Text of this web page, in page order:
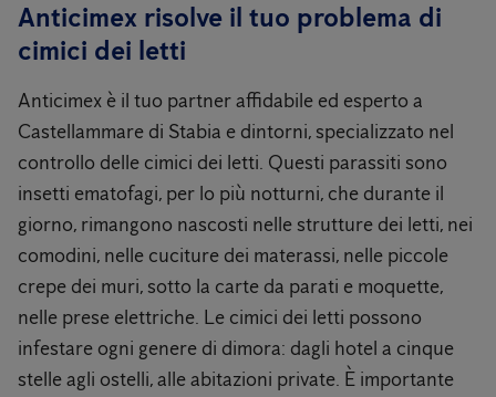
Anticimex risolve il tuo problema di
cimici dei letti
Anticimex è il tuo partner affidabile ed esperto a
Castellammare di Stabia e dintorni, specializzato nel
controllo delle cimici dei letti. Questi parassiti sono
insetti ematofagi, per lo più notturni, che durante il
giorno, rimangono nascosti nelle strutture dei letti, nei
comodini, nelle cuciture dei materassi, nelle piccole
crepe dei muri, sotto la carte da parati e moquette,
nelle prese elettriche. Le cimici dei letti possono
infestare ogni genere di dimora: dagli hotel a cinque
stelle agli ostelli, alle abitazioni private. È importante